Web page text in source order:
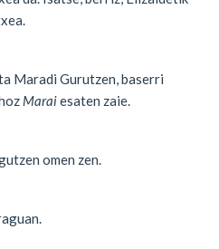
Maradi Gurutzen, baserri
Maraiesaten zaie.
omen zen.